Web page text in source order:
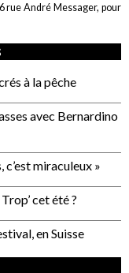
rue André Messager, pour
à la pêche
avec Bernardino
c’est miraculeux »
cet été ?
en Suisse